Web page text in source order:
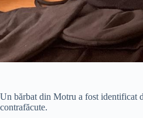
Un bărbat din Motru a fost identificat
contrafăcute.